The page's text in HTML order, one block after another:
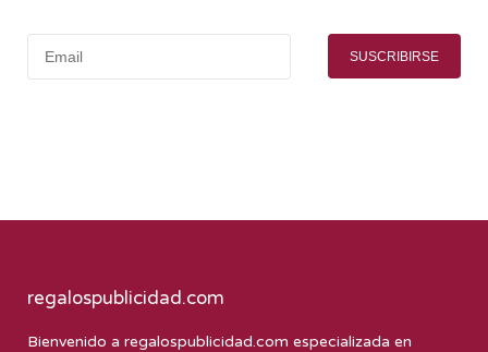
SUSCRIBIRSE
regalospublicidad.com
Bienvenido a regalospublicidad.com especializada en